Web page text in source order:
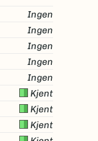
Ingen
Ingen
Ingen
Ingen
Ingen
Kjent
Kjent
Kjent